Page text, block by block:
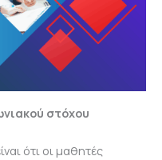
στόχου
ότι οι μαθητές